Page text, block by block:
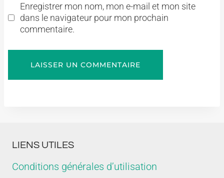
Enregistrer mon nom, mon e-mail et mon site
dans le navigateur pour mon prochain
commentaire.
LIENS UTILES
Conditions générales d’utilisation